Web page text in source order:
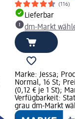
(116)
Lieferbar
dm-Markt
Marke: Jessa;
Normal, 16 St;
(0,12 € je 1 St);
Verfügbarkeit:
grau dm-Markt